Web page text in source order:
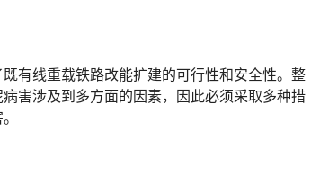
有线重载铁路改能扩建的可行性和安全性。整
害涉及到多方面的因素，因此必须采取多种措